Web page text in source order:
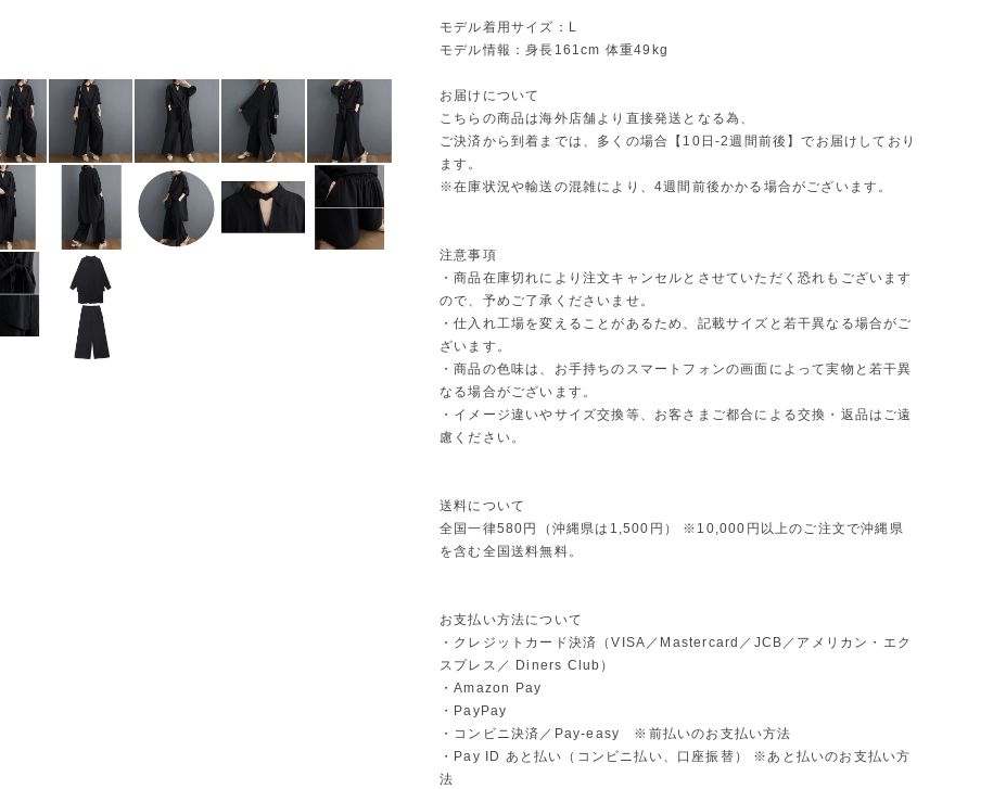
モデル着用サイズ：L
モデル情報：身長161cm 体重49kg
お届けについて
こちらの商品は海外店舗より直接発送となる為、
ご決済から到着までは、多くの場合【10日-2週間前後】でお届けしており
ます。
※在庫状況や輸送の混雑により、4週間前後かかる場合がございます。
注意事項
・商品在庫切れにより注文キャンセルとさせていただく恐れもございます
ので、予めご了承くださいませ。
・仕入れ工場を変えることがあるため、記載サイズと若干異なる場合がご
ざいます。
・商品の色味は、お手持ちのスマートフォンの画面によって実物と若干異
なる場合がございます。
・イメージ違いやサイズ交換等、お客さまご都合による交換・返品はご遠
慮ください。
送料について
全国一律580円（沖縄県は1,500円） ※10,000円以上のご注文で沖縄県
を含む全国送料無料。
お支払い方法について
・クレジットカード決済（VISA／Mastercard／JCB／アメリカン・エク
スプレス／ Diners Club）
・Amazon Pay
・PayPay
・コンビニ決済／Pay-easy ※前払いのお支払い方法
・Pay ID あと払い（コンビニ払い、口座振替） ※あと払いのお支払い方
法